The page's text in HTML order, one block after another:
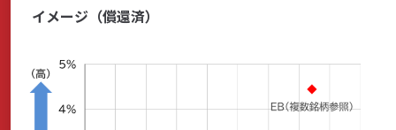
イメージ（償還済）